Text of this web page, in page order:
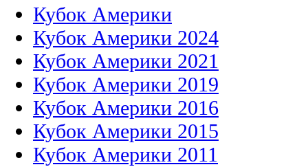
Кубок Америки
Кубок Америки 2024
Кубок Америки 2021
Кубок Америки 2019
Кубок Америки 2016
Кубок Америки 2015
Кубок Америки 2011